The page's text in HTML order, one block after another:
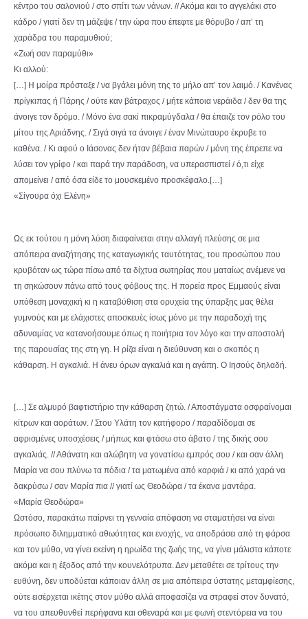
κέντρο του σαλονιού / στο σπίτι των νάνων. // Ακόμα και το αγγελάκι στο
κάδρο / γιατί δεν τη μάζεψε / την ώρα που έπεφτε με θόρυβο / απ’ τη
χαράδρα του παραμυθιού;
«Ζωή σαν παραμύθι»
Κι αλλού:
[…] Η μοίρα πρόσταξε / να βγάλει μόνη της το μήλο απ’ τον λαιμό. / Κανένας
πρίγκιπας ή Πάρης / ούτε καν βάτραχος / μήτε κάποια νεράιδα / δεν θα της
άνοιγε τον δρόμο. / Μόνο ένα σακί πικραμύγδαλα / θα έπαιζε τον ρόλο του
μίτου της Αριάδνης. / Σιγά σιγά τα άνοιγε / έναν Μινώταυρο έκρυβε το
καθένα. / Κι αφού ο Ιάσονας δεν ήταν βέβαια παρών / μόνη της έπρεπε να
λύσει τον γρίφο / και παρά την παράδοση, να υπερασπιστεί / ό,τι είχε
απομείνει / από όσα είδε το μουσκεμένο προσκέφαλο.[…]
«Σίγουρα όχι Ελένη»
Ως εκ τούτου η μόνη λύση διαφαίνεται στην αλλαγή πλεύσης σε μια
απόπειρα αναζήτησης της καταγωγικής ταυτότητας, του προσώπου που
κρυβόταν ως τώρα πίσω από τα δίχτυα σωτηρίας που ματαίως ανέμενε να
τη σηκώσουν πάνω από τους φόβους της. Η πορεία προς Εμμαούς είναι
υπόθεση μοναχική κι η καταβύθιση στα ορυχεία της ύπαρξης μας θέλει
γυμνούς και με ελάχιστες αποσκευές ίσως μόνο με την παραδοχή της
αδυναμίας να κατανοήσουμε όπως η ποιήτρια τον λόγο και την αποστολή
της παρουσίας της στη γη. Η ρίζα είναι η διεύθυνση και ο σκοπός η
κάθαρση. Η αγκαλιά. Η άνευ όρων αγκαλιά και η αγάπη. Ο Ιησούς δηλαδή.
[…] Σε αλμυρό βαφτιστήριο την κάθαρση ζητώ. / Αποστάγματα οσφραίνομαι
κίτρων και αοράτων. / Στου Υλάτη τον κατήφορο / παραδίδομαι σε
αφρισμένες υποσχέσεις / μήπως και φτάσω στο άβατο / της δικής σου
αγκαλιάς. // Αθάνατη και αλώβητη να γονατίσω εμπρός σου / και σαν άλλη
Μαρία να σου πλύνω τα πόδια / τα ματωμένα από καρφιά / κι από χαρά να
δακρύσω / σαν Μαρία πια // γιατί ως Θεοδώρα / τα έκανα μαντάρα.
«Μαρία Θεοδώρα»
Ωστόσο, παρακάτω παίρνει τη γενναία απόφαση να σταματήσει να είναι
πρόσωπο διλημματικό αθωότητας και ενοχής, να αποδράσει από τη φάρσα
και τον μύθο, να γίνει εκείνη η ηρωίδα της ζωής της, να γίνει μάλιστα κάποτε
ακόμα και η έξοδος από την κουνελότρυπα. Δεν μεταθέτει σε τρίτους την
ευθύνη, δεν υποδύεται κάποιαν άλλη σε μια απόπειρα ύστατης μεταμφίεσης,
ούτε εισέρχεται ικέτης στον μύθο αλλά αποφασίζει να στραφεί στον δυνατό,
να του απευθυνθεί περήφανα και σθεναρά και με φωνή στεντόρεια να του